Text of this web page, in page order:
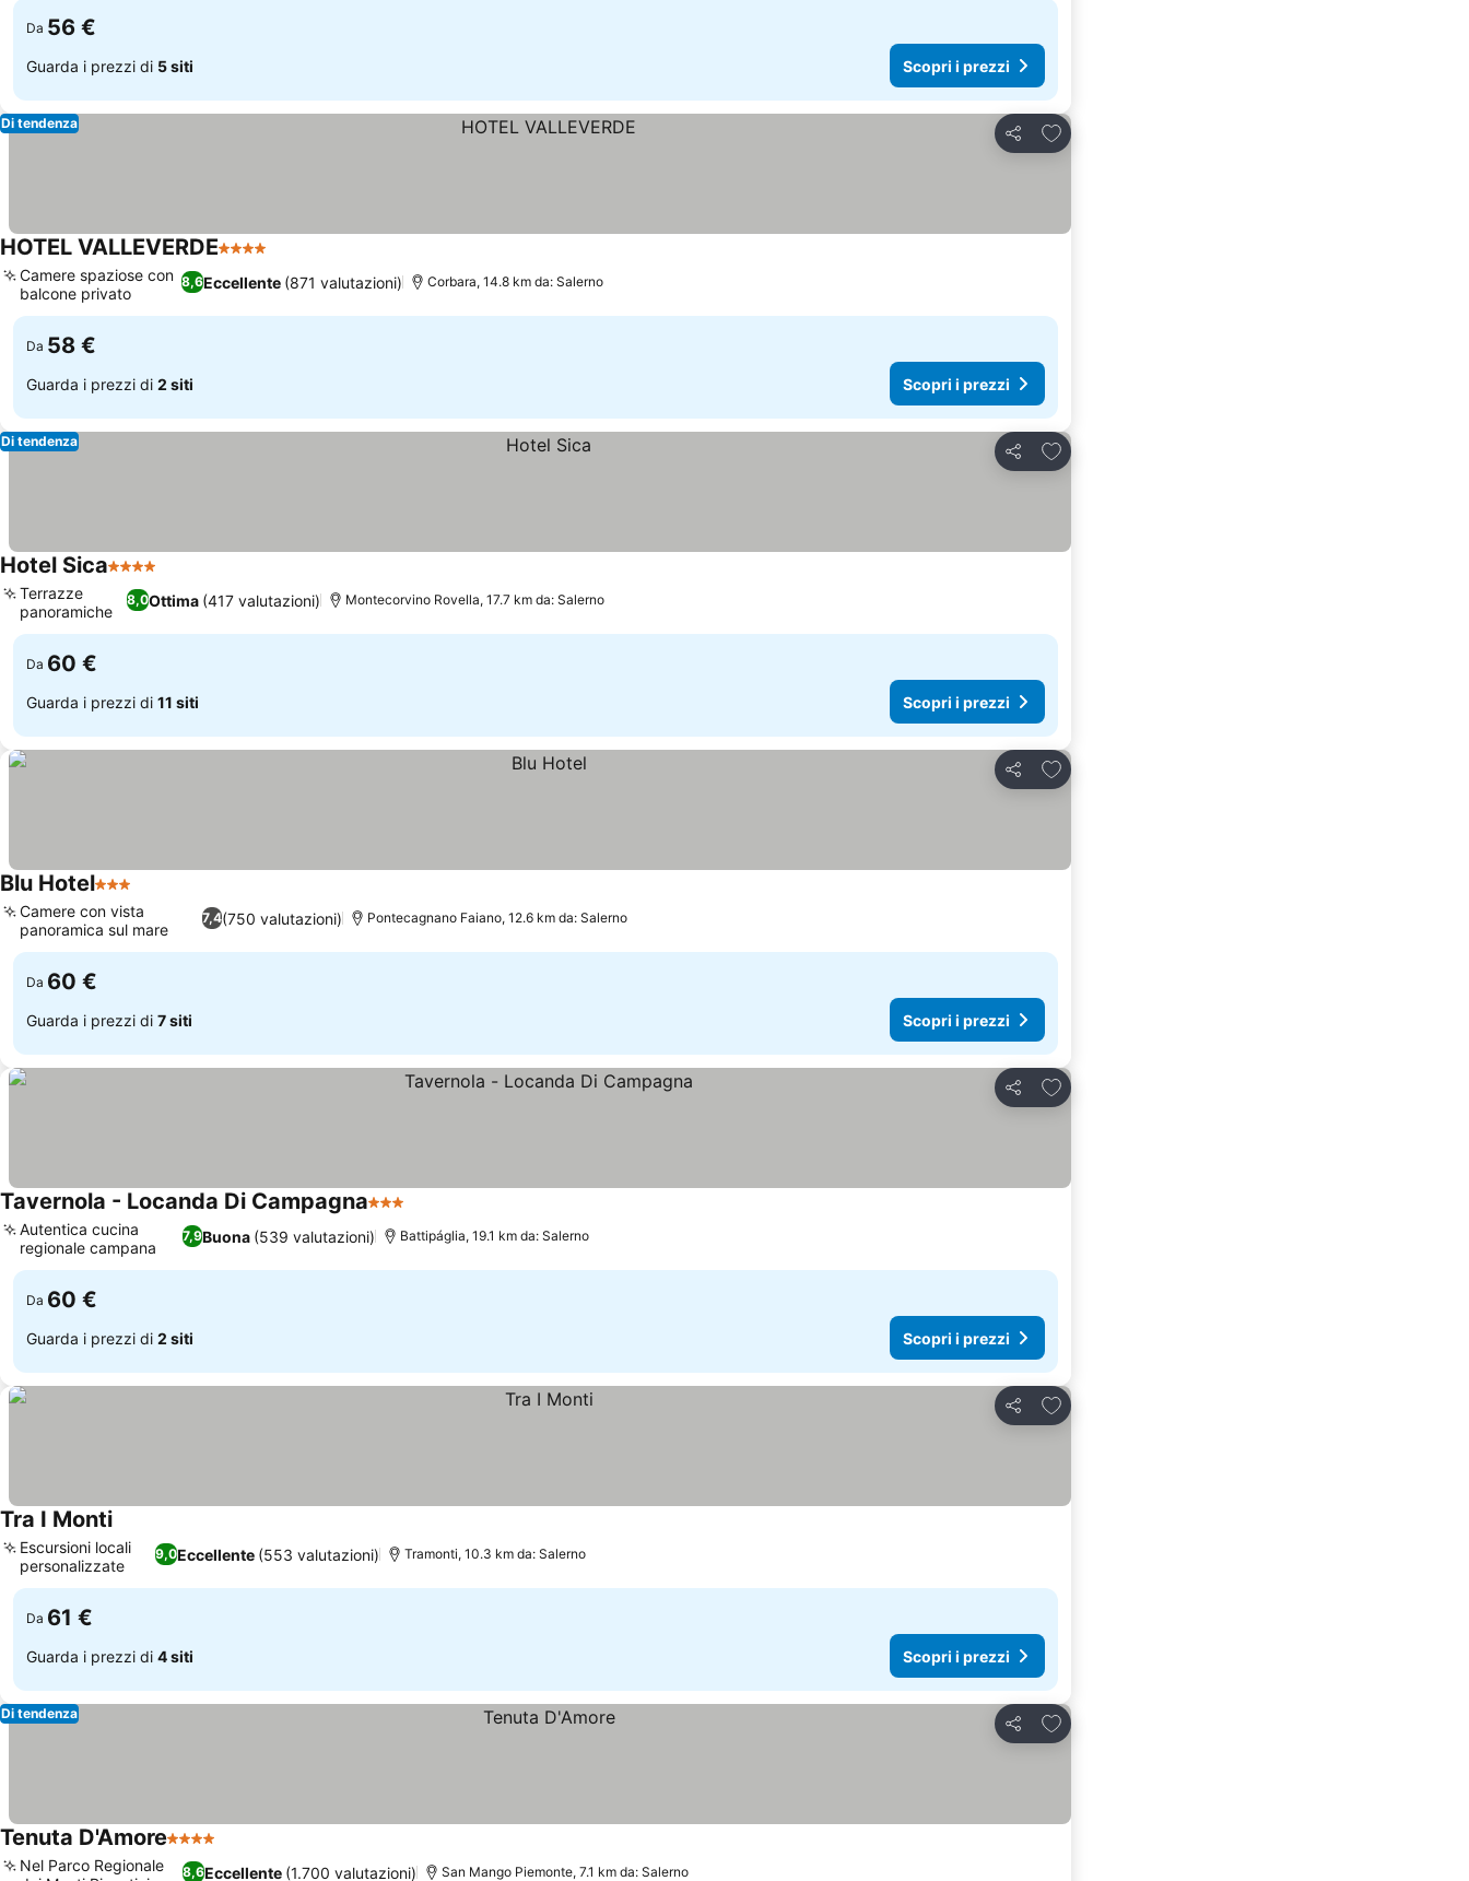
Da 56 €
Guarda i prezzi di 5 siti Scopri i prezzi
Condividi
Aggiungi ai preferiti
Di tendenza
HOTEL VALLEVERDE4 Stelle
8,6Eccellente (871 valutazioni)
Camere spaziose con
balcone privato
Corbara, 14.8 km da: Salerno
Da 58 €
Guarda i prezzi di 2 siti Scopri i prezzi
Condividi
Aggiungi ai preferiti
Di tendenza
Hotel Sica4 Stelle
8,0Ottima (417 valutazioni)
Terrazze
panoramiche
Montecorvino Rovella, 17.7 km da: Salerno
Da 60 €
Guarda i prezzi di 11 siti Scopri i prezzi
Condividi
Aggiungi ai preferiti
Blu Hotel3 Stelle
7,4(750 valutazioni)
Camere con vista
panoramica sul mare
Pontecagnano Faiano, 12.6 km da: Salerno
Da 60 €
Guarda i prezzi di 7 siti Scopri i prezzi
Condividi
Aggiungi ai preferiti
Tavernola - Locanda Di Campagna3 Stelle
7,9Buona (539 valutazioni)
Autentica cucina
regionale campana
Battipáglia, 19.1 km da: Salerno
Da 60 €
Guarda i prezzi di 2 siti Scopri i prezzi
Condividi
Aggiungi ai preferiti
Tra I Monti
9,0Eccellente (553 valutazioni)
Escursioni locali
personalizzate
Tramonti, 10.3 km da: Salerno
Da 61 €
Guarda i prezzi di 4 siti Scopri i prezzi
Condividi
Aggiungi ai preferiti
Di tendenza
Tenuta D'Amore4 Stelle
8,6Eccellente (1.700 valutazioni)
Nel Parco Regionale
San Mango Piemonte, 7.1 km da: Salerno